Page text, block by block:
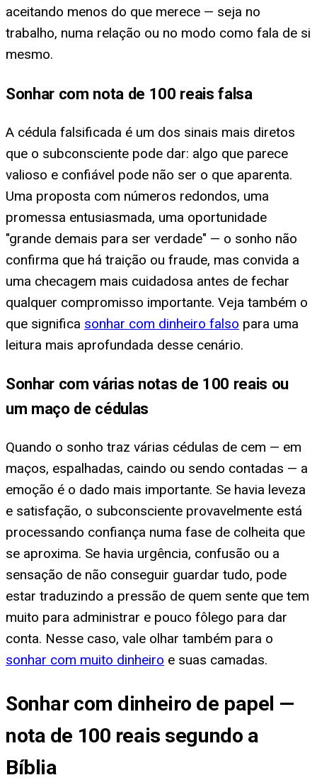
aceitando menos do que merece — seja no
trabalho, numa relação ou no modo como fala de si
mesmo.
Sonhar com nota de 100 reais falsa
A cédula falsificada é um dos sinais mais diretos
que o subconsciente pode dar: algo que parece
valioso e confiável pode não ser o que aparenta.
Uma proposta com números redondos, uma
promessa entusiasmada, uma oportunidade
"grande demais para ser verdade" — o sonho não
confirma que há traição ou fraude, mas convida a
uma checagem mais cuidadosa antes de fechar
qualquer compromisso importante. Veja também o
que significa sonhar com dinheiro falso para uma
leitura mais aprofundada desse cenário.
Sonhar com várias notas de 100 reais ou
um maço de cédulas
Quando o sonho traz várias cédulas de cem — em
maços, espalhadas, caindo ou sendo contadas — a
emoção é o dado mais importante. Se havia leveza
e satisfação, o subconsciente provavelmente está
processando confiança numa fase de colheita que
se aproxima. Se havia urgência, confusão ou a
sensação de não conseguir guardar tudo, pode
estar traduzindo a pressão de quem sente que tem
muito para administrar e pouco fôlego para dar
conta. Nesse caso, vale olhar também para o
sonhar com muito dinheiro e suas camadas.
Sonhar com dinheiro de papel —
nota de 100 reais segundo a
Bíblia